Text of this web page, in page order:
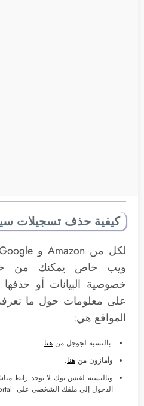
كيفية حذف تسجيلات
ويب خاص يمكنك من
خصوصية البيانات أو
على معلومات حول ما
المواقع هي:
بالنسبة لجوجل من هنا.
وأمازون من هنا.
وبالنسبة لفيس بوك لا يوجد رابط
الدخول إلى ملفك الشخصي على Facebook Portal إن كان لديك.